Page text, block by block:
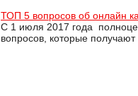
ТОП 5 вопросов об онлайн
С 1 июля 2017 года
вопросов, которые